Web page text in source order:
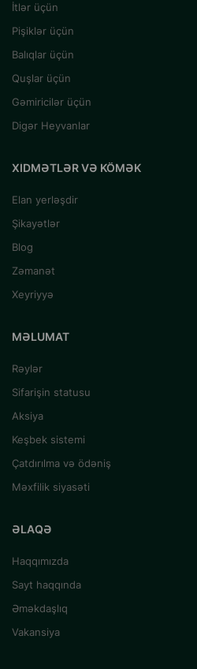
İtlər üçün
Pişiklər üçün
Balıqlar üçün
Quşlar üçün
Gəmiricilər üçün
Digər Heyvanlar
XIDMƏTLƏR VƏ KÖMƏK
Elan yerləşdir
Şikayətlər
Blog
Zəmanət
Xeyriyyə
MƏLUMAT
Rəylər
Sifarişin statusu
Aksiya
Keşbek sistemi
Çatdırılma və ödəniş
Məxfilik siyasəti
ƏLAQƏ
Haqqımızda
Sayt haqqında
Əməkdaşlıq
Vakansiya